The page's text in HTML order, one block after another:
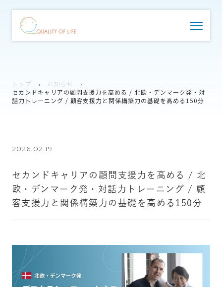
トップ
お知らせ
セカンドキャリアの顧問支援力を高める / 北欧・デンマーク発・対
話力トレーニング / 顧客支援力と関係構築力の基礎を高める150分
2026.02.19
セカンドキャリアの顧問支援力を高める / 北
欧・デンマーク発・対話力トレーニング / 顧
客支援力と関係構築力の基礎を高める150分